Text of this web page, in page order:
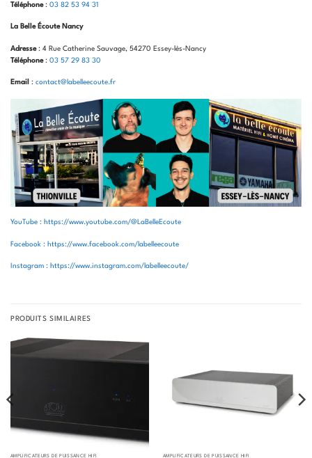
Téléphone: 03 82 53 94 31
La Belle Écoute Nancy
Adresse: 4 Rue Catherine Sauvage, 54270 Essey-lès-Nancy
Téléphone: 03 57 29 83 30
Email : contact@labelleecoute.fr
YouTube : https://www.youtube.com/@LaBelleEcoute
Facebook : https://www.facebook.com/labelleecoute
Instagram : https://www.instagram.com/labelleecoute/
PRODUITS SIMILAIRES
AMPLIFICATEURS DE PUISSANCE HIFI AMPLIFICATEURS DE PUISSANCE HIFI